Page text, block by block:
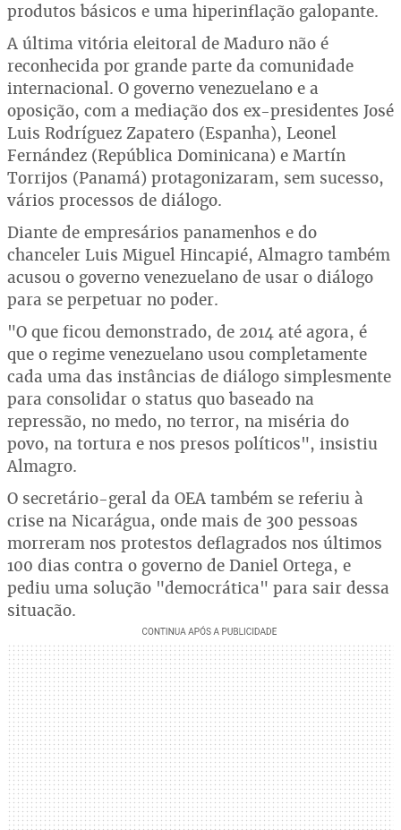
produtos básicos e uma hiperinflação galopante.
A última vitória eleitoral de Maduro não é
reconhecida por grande parte da comunidade
internacional. O governo venezuelano e a
oposição, com a mediação dos ex-presidentes José
Luis Rodríguez Zapatero (Espanha), Leonel
Fernández (República Dominicana) e Martín
Torrijos (Panamá) protagonizaram, sem sucesso,
vários processos de diálogo.
Diante de empresários panamenhos e do
chanceler Luis Miguel Hincapié, Almagro também
acusou o governo venezuelano de usar o diálogo
para se perpetuar no poder.
"O que ficou demonstrado, de 2014 até agora, é
que o regime venezuelano usou completamente
cada uma das instâncias de diálogo simplesmente
para consolidar o status quo baseado na
repressão, no medo, no terror, na miséria do
povo, na tortura e nos presos políticos", insistiu
Almagro.
O secretário-geral da OEA também se referiu à
crise na Nicarágua, onde mais de 300 pessoas
morreram nos protestos deflagrados nos últimos
100 dias contra o governo de Daniel Ortega, e
pediu uma solução "democrática" para sair dessa
situação.